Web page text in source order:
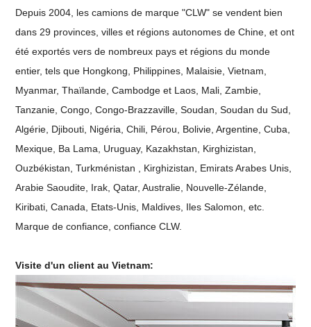
Depuis 2004, les camions de marque "CLW" se vendent bien
dans 29 provinces, villes et régions autonomes de Chine, et ont
été exportés vers de nombreux pays et régions du monde
entier, tels que Hongkong, Philippines, Malaisie, Vietnam,
Myanmar, Thaïlande, Cambodge et Laos, Mali, Zambie,
Tanzanie, Congo, Congo-Brazzaville, Soudan, Soudan du Sud,
Algérie, Djibouti, Nigéria, Chili, Pérou, Bolivie, Argentine, Cuba,
Mexique, Ba Lama, Uruguay, Kazakhstan, Kirghizistan,
Ouzbékistan, Turkménistan , Kirghizistan, Emirats Arabes Unis,
Arabie Saoudite, Irak, Qatar, Australie, Nouvelle-Zélande,
Kiribati, Canada, Etats-Unis, Maldives, Iles Salomon, etc.
Marque de confiance, confiance CLW.
Visite d'un client au Vietnam: